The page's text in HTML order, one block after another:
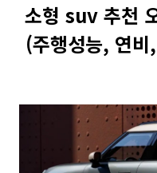
소형 suv 추천
(주행성능, 연